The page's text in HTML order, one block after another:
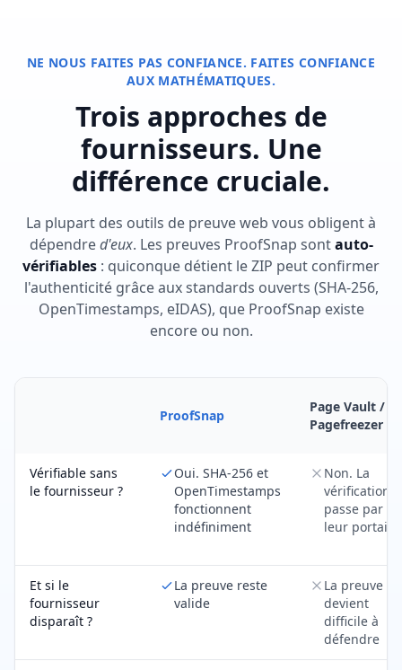
NE NOUS FAITES PAS CONFIANCE. FAITES CONFIANCE
AUX MATHÉMATIQUES.
Trois approches de
fournisseurs. Une
différence cruciale.
La plupart des outils de preuve web vous obligent à
dépendred'eux. Les preuves ProofSnap sontauto-
vérifiables : quiconque détient le ZIP peut confirmer
l'authenticité grâce aux standards ouverts (SHA-256,
OpenTimestamps, eIDAS), que ProofSnap existe
encore ou non.
ProofSnap
Page Vault /
Pagefreezer
Vérifiable sans
le fournisseur ?
Oui. SHA-256 et
OpenTimestamps
fonctionnent
indéfiniment
Non. La
vérification
passe par
leur portail
Et si le
fournisseur
disparaît ?
La preuve reste
valide
La preuve
devient
difficile à
défendre